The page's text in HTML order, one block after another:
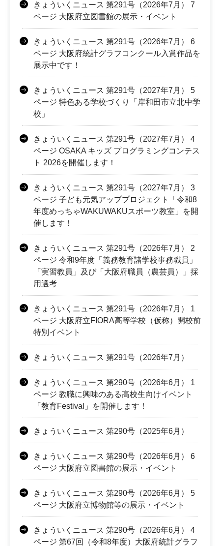
きょういくニュース 第291号（2026年7月） 7
ページ 大阪府立図書館の展示・イベント
きょういくニュース 第291号（2026年7月） 6
ページ 大阪府統計グラフコンクール入賞作品を
展示中です！
きょういくニュース 第291号（2027年7月） 5
ページ 特色ある学校づくり「岸和田市立北中学
校」
きょういくニュース 第291号（2027年7月） 4
ページ OSAKA キッズ プログラミングコンテス
ト 2026を開催します！
きょういくニュース 第291号（2027年7月） 3
ページ 子ども元気アッププロジェクト「令和8
年度めっちゃWAKUWAKUスポーツ教室」を開
催します！
きょういくニュース 第291号（2026年7月） 2
ページ 令和9年度「義務教育諸学校事務職員」
「実習教員」及び「大阪府職員（農芸員）」採
用選考
きょういくニュース 第291号（2026年7月） 1
ページ 大阪府立FIORA高等学校（仮称）開校前
特別イベント
きょういくニュース 第291号（2026年7月）
きょういくニュース 第290号（2026年6月） 1
ページ 教職に興味のある高校生向けイベント
「教育Festival」を開催します！
きょういくニュース 第290号（2025年6月）
きょういくニュース 第290号（2026年6月） 6
ページ 大阪府立図書館の展示・イベント
きょういくニュース 第290号（2026年6月） 5
ページ 大阪府立博物館等の展示・イベント
きょういくニュース 第290号（2026年6月） 4
ページ 第67回（令和8年度）大阪府統計グラフ